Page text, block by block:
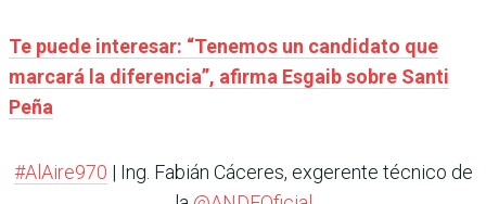
Te puede interesar: “Tenemos un candidato que
marcará la diferencia”, afirma Esgaib sobre Santi
Peña
#AlAire970 | Ing. Fabián Cáceres, exgerente técnico de